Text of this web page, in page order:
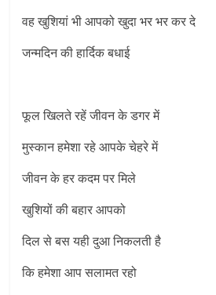
वह खुशियां भी आपको खुदा भर भर कर दे
जन्मदिन की हार्दिक बधाई
फूल खिलते रहें जीवन के डगर में
मुस्कान हमेशा रहे आपके चेहरे में
जीवन के हर कदम पर मिले
खुशियों की बहार आपको
दिल से बस यही दुआ निकलती है
कि हमेशा आप सलामत रहो